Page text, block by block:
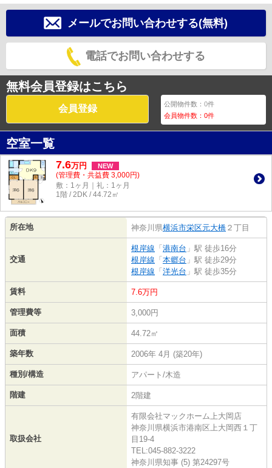
メールでお問い合わせする(無料)
電話でお問い合わせする
無料会員登録はこちら
会員登録 公開物件数：0件
会員物件数：0件
空室一覧
7.6万円 NEW
(管理費・共益費 3,000円)
敷：1ヶ月｜礼：1ヶ月
1階 / 2DK / 44.72㎡
所在地 神奈川県横浜市栄区元大橋 ２丁目
交通
根岸線 「 港南台 」駅 徒歩16分
根岸線 「 本郷台 」駅 徒歩29分
根岸線 「 洋光台 」駅 徒歩35分
賃料 7.6万円
管理費等 3,000円
面積 44.72㎡
築年数 2006年 4月 (築20年)
種別/構造 アパート/木造
階建 2階建
取扱会社
有限会社マックホーム上大岡店
神奈川県横浜市港南区上大岡西１丁
目19-4
TEL:045-882-3222
神奈川県知事 (5) 第24297号